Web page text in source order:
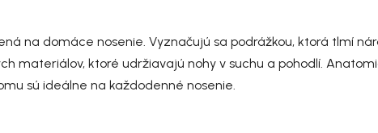
na domáce nosenie. Vyznačujú sa podrážkou, ktorá tlmí
materiálov, ktoré udržiavajú nohy v suchu a pohodlí.
sú ideálne na každodenné nosenie.